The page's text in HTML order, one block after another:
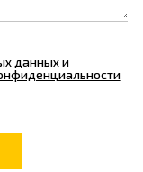
данныхи